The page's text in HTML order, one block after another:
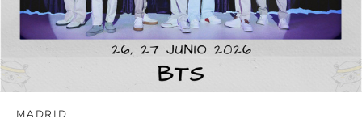
MADRID